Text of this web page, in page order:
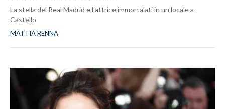
La stella del Real Madrid e l’attrice immortalati in un locale a
Castello
MATTIA RENNA